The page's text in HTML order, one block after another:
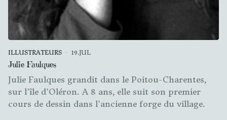
ILLUSTRATEURS 19.JUL
Julie Faulques
Julie Faulques grandit dans le Poitou-Charentes,
sur l'île d'Oléron. A 8 ans, elle suit son premier
cours de dessin dans l'ancienne forge du village.